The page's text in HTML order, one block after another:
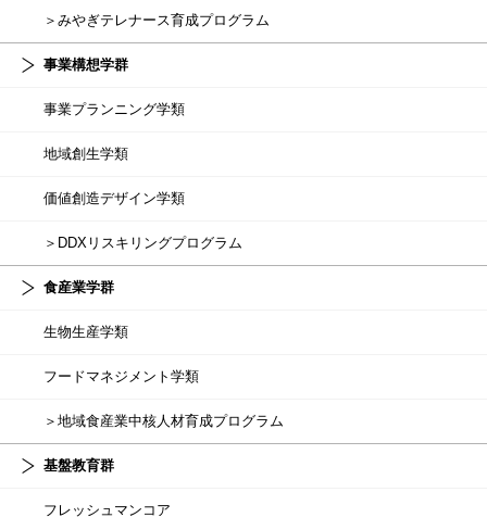
＞みやぎテレナース育成プログラム
事業構想学群
事業プランニング学類
地域創生学類
価値創造デザイン学類
＞DDXリスキリングプログラム
食産業学群
生物生産学類
フードマネジメント学類
＞地域食産業中核人材育成プログラム
基盤教育群
フレッシュマンコア